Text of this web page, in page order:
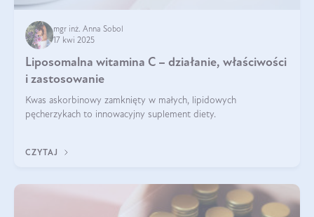
mgr inż. Anna Sobol
17 kwi 2025
Liposomalna witamina C – działanie, właściwości
i zastosowanie
Kwas askorbinowy zamknięty w małych, lipidowych
pęcherzykach to innowacyjny suplement diety.
CZYTAJ